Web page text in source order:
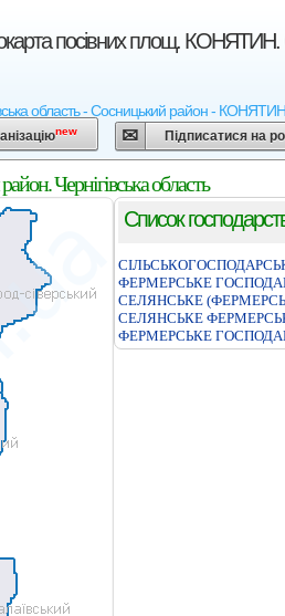
посівних площ. КОНЯТИН.
область - Сосницький район - КОНЯТИН
new Підписатися на
Чернігівська область
Список
ФЕРМЕРСЬКЕ
СЕЛЯНСЬКЕ
СЕЛЯНСЬКЕ
ФЕРМЕРСЬКЕ